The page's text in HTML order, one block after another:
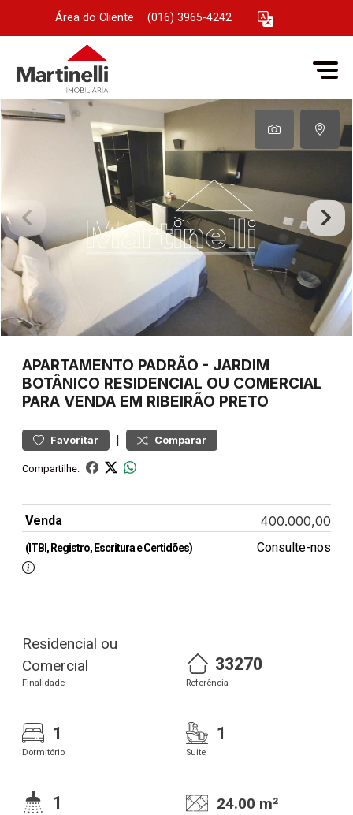
Área do Cliente (016) 3965-4242
APARTAMENTO PADRÃO - JARDIM
BOTÂNICO RESIDENCIAL OU COMERCIAL
PARA VENDA EM RIBEIRÃO PRETO
Favoritar | Comparar
Compartilhe:
Venda 400.000,00
(ITBI, Registro, Escritura e Certidões) Consulte-nos
Residencial ou
Comercial
Finalidade
33270
Referência
1
Dormitório
1
Suite
1 24.00 m²